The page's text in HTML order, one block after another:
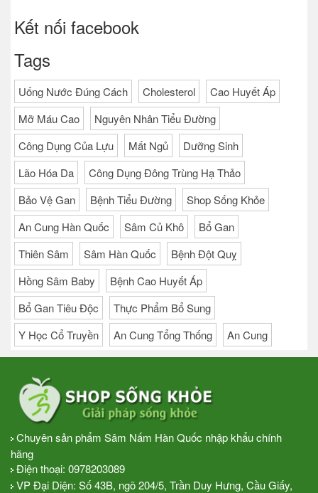
Kết nối facebook
Tags
Uống Nước Đúng Cách Cholesterol
Cao Huyết Áp
Mỡ Máu Cao
Nguyên Nhân Tiểu Đường
Công Dụng Của Lựu
Mất Ngủ
Dưỡng Sinh
Lão Hóa Da
Công Dụng Đông Trùng Hạ Thảo
Bảo Vệ Gan
Bệnh Tiểu Đường
Shop Sống Khỏe
An Cung Hàn Quốc
Sâm Củ Khô
Bổ Gan
Thiên Sâm
Sâm Hàn Quốc
Bệnh Đột Quỵ
Hồng Sâm Baby
Bệnh Cao Huyết Áp
Bổ Gan Tiêu Độc
Thực Phẩm Bổ Sung
Y Học Cổ Truyền
An Cung Tổng Thống An Cung
Chuyên sản phẩm Sâm Nấm Hàn Quốc nhập khẩu chính
hãng
Điện thoại: 0978203089
VP Đại Diện: Số 43B, ngõ 204/5, Trần Duy Hưng, Cầu Giấy,